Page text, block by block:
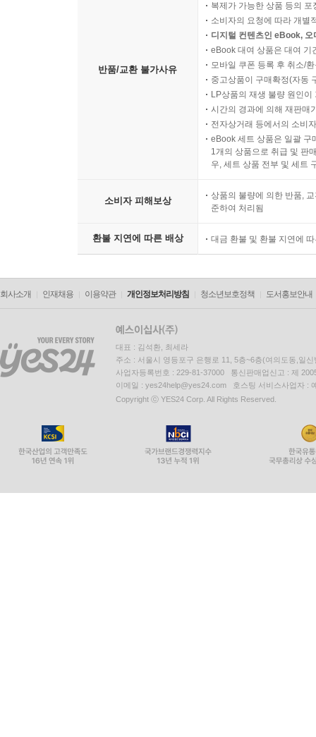
반품/교환 불가사유
복제가 가능한 상품 등의
소비자의 요청에 따라 개별
디지털 컨텐츠인 eBook,
eBook 대여 상품은 대여 기
모바일 쿠폰 등록 후 취소/
중고상품이 구매확정(자동
LP상품의 재생 불량 원인
시간의 경과에 의해 재판매
전자상거래 등에서의 소비
eBook 세트 상품은 일괄 구
1개의 상품으로 취급 및 판
우, 세트 상품 전부 및 세트
소비자 피해보상
상품의 불량에 의한 반품,
준하여 처리됨
환불 지연에 따른 배상 대금 환불 및 환불 지연에
회사소개 인재채용 이용약관 개인정보처리방침 청소년보호정책 도서홍보안내
대표 : 김석환, 최세라
주소 : 서울시 영등포구 은행로 11, 5층~6층(여의도동,일신
사업자등록번호 : 229-81-37000 통신판매업신고 : 제
이메일 : yes24help@yes24.com 호스팅 서비스사업자 :
Copyright ⓒ YES24 Corp. All Rights Reserved.